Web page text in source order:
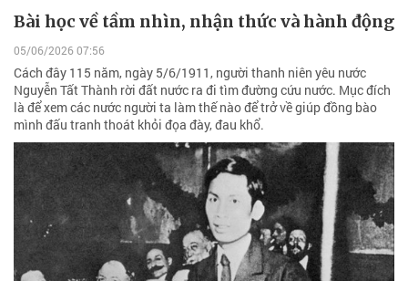
Bài học về tầm nhìn, nhận thức và hành động
05/06/2026 07:56
Cách đây 115 năm, ngày 5/6/1911, người thanh niên yêu nước
Nguyễn Tất Thành rời đất nước ra đi tìm đường cứu nước. Mục đích
là để xem các nước người ta làm thế nào để trở về giúp đồng bào
mình đấu tranh thoát khỏi đọa đày, đau khổ.